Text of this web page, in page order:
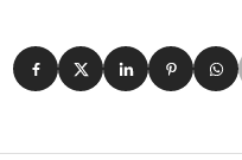
Condividi su Facebook
Condividi su X
Condividi su
Condividi